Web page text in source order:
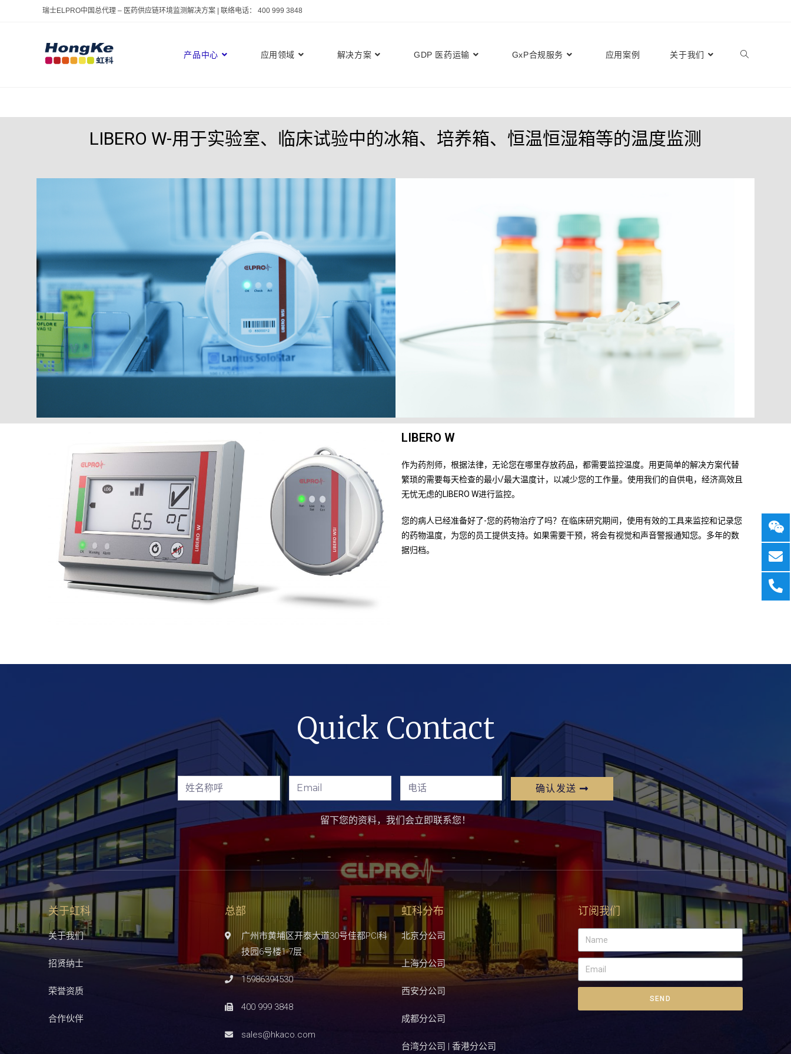
瑞士ELPRO中国总代理 – 医药供应链环境监测解决方案 | 联络电话： 400 999 3848
产品中心 应用领域 解决方案 GDP 医药运输 GxP合规服务 应用案例 关于我们
LIBERO W-用于实验室、临床试验中的冰箱、培养箱、恒温恒湿箱等的温度监测
LIBERO W
作为药剂师，根据法律，无论您在哪里存放药品，都需要监控温度。用更简单的解决方案代替
繁琐的需要每天检查的最小/最大温度计，以减少您的工作量。使用我们的自供电，经济高效且
无忧无虑的LIBERO W进行监控。
您的病人已经准备好了-您的药物治疗了吗？在临床研究期间，使用有效的工具来监控和记录您
的药物温度，为您的员工提供支持。如果需要干预，将会有视觉和声音警报通知您。多年的数
据归档。
Quick Contact
确认发送
留下您的资料，我们会立即联系您！
关于虹科
关于我们
招贤纳士
荣誉资质
合作伙伴
总部
广州市黄埔区开泰大道30号佳都PCI科
技园6号楼1-7层
15986394530
400 999 3848
sales@hkaco.com
虹科分布
北京分公司
上海分公司
西安分公司
成都分公司
台湾分公司 | 香港分公司
订阅我们
SEND